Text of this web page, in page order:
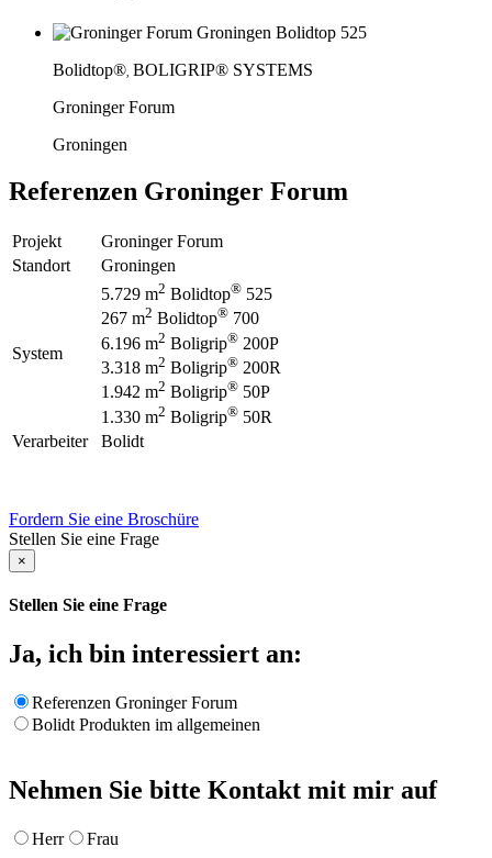
Bolidtop®, BOLIGRIP® SYSTEMS
Groninger Forum
Groningen
Referenzen Groninger Forum
Projekt
Groninger Forum
Standort
Groningen
System
5.729 m2 Bolidtop® 525
267 m2 Bolidtop® 700
6.196 m2 Boligrip® 200P
3.318 m2 Boligrip® 200R
1.942 m2 Boligrip® 50P
1.330 m2 Boligrip® 50R
Verarbeiter
Bolidt
Fordern Sie eine Broschüre
Stellen Sie eine Frage
×
Stellen Sie eine Frage
Ja, ich bin interessiert an:
Referenzen Groninger Forum
Bolidt Produkten im allgemeinen
Nehmen Sie bitte Kontakt mit mir auf
Herr Frau